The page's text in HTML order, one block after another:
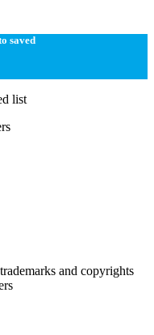
saved
list
and copyrights